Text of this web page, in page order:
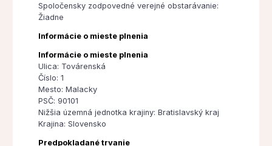
Spoločensky zodpovedné verejné obstarávanie:
Žiadne
Informácie o mieste plnenia
Informácie o mieste plnenia
Ulica: Továrenská
Číslo: 1
Mesto: Malacky
PSČ: 90101
Nižšia územná jednotka krajiny: Bratislavský kraj
Krajina: Slovensko
Predpokladané trvanie